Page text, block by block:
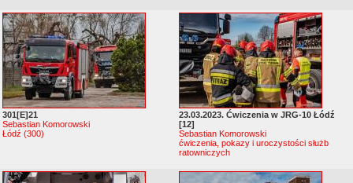
301[E]21
Sebastian Komorowski
Łódź (300)
23.03.2023. Ćwiczenia w JRG-10 Łódź
[12]
Sebastian Komorowski
ćwiczenia, pokazy i uroczystości służb
ratowniczych